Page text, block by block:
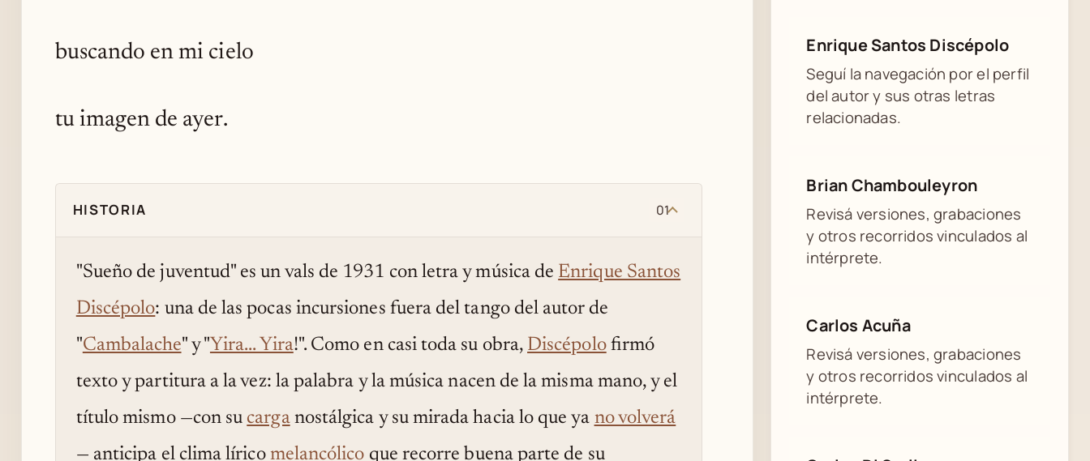
buscando en mi cielo
tu imagen de ayer.
HISTORIA 01
"Sueño de juventud" es un vals de 1931 con letra y música de Enrique Santos
Discépolo: una de las pocas incursiones fuera del tango del autor de
"Cambalache" y "Yira... Yira!". Como en casi toda su obra, Discépolofirmó
texto y partitura a la vez: la palabra y la música nacen de la misma mano, y el
título mismo —con su carganostálgica y su mirada hacia lo que ya no volverá
— anticipa el clima lírico melancólico que recorre buena parte de su
Enrique Santos Discépolo
Seguí la navegación por el perfil
del autor y sus otras letras
relacionadas.
Brian Chambouleyron
Revisá versiones, grabaciones
y otros recorridos vinculados al
intérprete.
Carlos Acuña
Revisá versiones, grabaciones
y otros recorridos vinculados al
intérprete.